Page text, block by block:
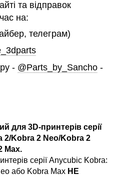
та відправок
на:
телеграм)
- @Parts_by_Sancho -
для 3D-принтерів серії
Kobra 2 Neo/Kobra 2
Max.
серії Anycubic Kobra:
або Kobra Max НЕ